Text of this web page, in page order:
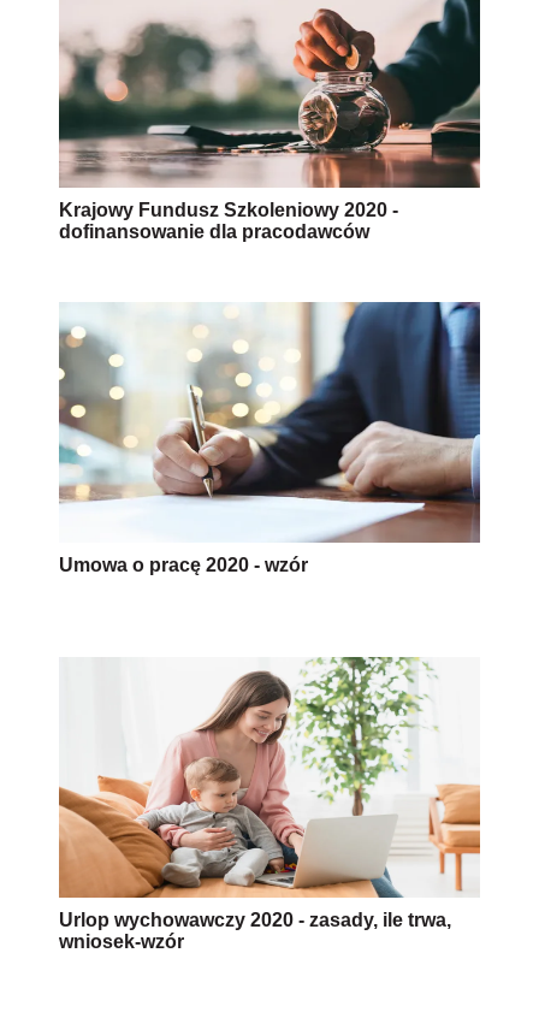
Krajowy Fundusz Szkoleniowy 2020 -
dofinansowanie dla pracodawców
Umowa o pracę 2020 - wzór
Urlop wychowawczy 2020 - zasady, ile trwa,
wniosek-wzór